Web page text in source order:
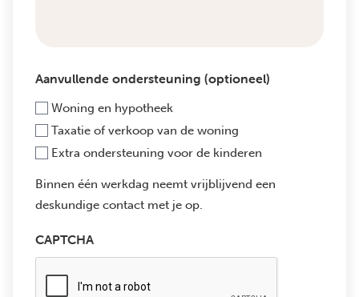
Aanvullende ondersteuning (optioneel)
Woning en hypotheek
Taxatie of verkoop van de woning
Extra ondersteuning voor de kinderen
Binnen één werkdag neemt vrijblijvend een
deskundige contact met je op.
CAPTCHA